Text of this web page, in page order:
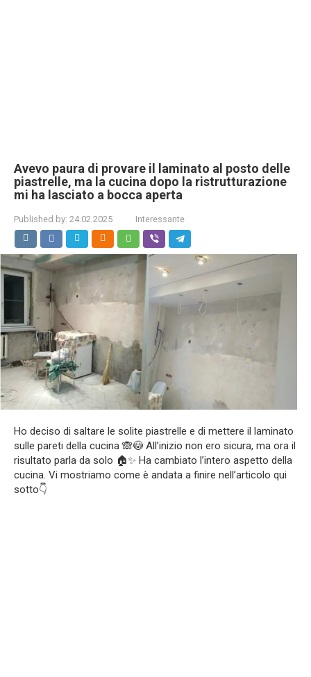
Avevo paura di provare il laminato al posto delle
piastrelle, ma la cucina dopo la ristrutturazione
mi ha lasciato a bocca aperta
Published by: 24.02.2025 Interessante
Ho deciso di saltare le solite piastrelle e di mettere il laminato
sulle pareti della cucina 🙈😳 All’inizio non ero sicura, ma ora il
risultato parla da solo 🏠✨ Ha cambiato l’intero aspetto della
cucina. Vi mostriamo come è andata a finire nell’articolo qui
sotto👇